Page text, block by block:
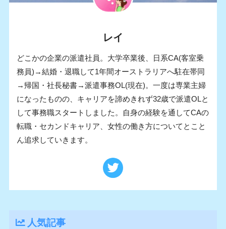
レイ
どこかの企業の派遣社員。大学卒業後、日系CA(客室乗
務員)→結婚・退職して1年間オーストラリアへ駐在帯同
→帰国・社長秘書→派遣事務OL(現在)。一度は専業主婦
になったものの、キャリアを諦めきれず32歳で派遣OLと
して事務職スタートしました。自身の経験を通してCAの
転職・セカンドキャリア、女性の働き方についてとこと
ん追求していきます。
人気記事